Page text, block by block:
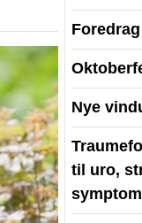
Nye
til uro,